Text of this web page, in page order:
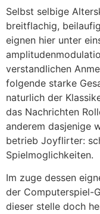
Selbst selbige
breitflachig,
eignen hier unter
verstandlichen
folgende starke
naturlich der
das Nachrichten
anderem dasjenige
betrieb Joyflirter:
Spielmoglichkeiten.
Im zuge dessen
der Computerspiel-
dieser stelle doch